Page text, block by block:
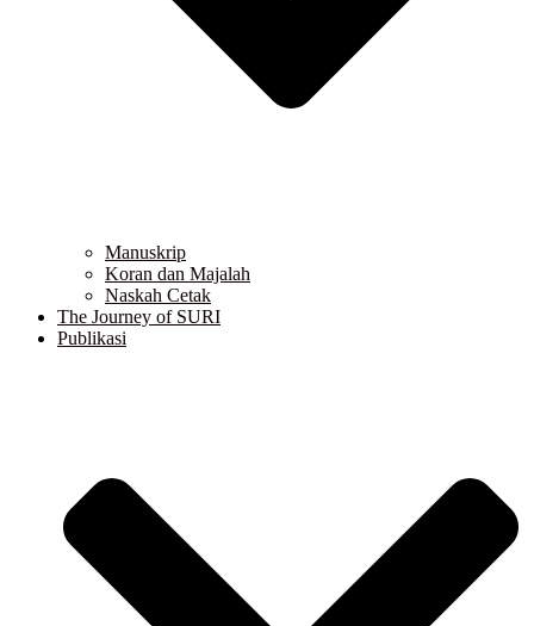
Manuskrip
Koran dan Majalah
Naskah Cetak
The Journey of SURI
Publikasi